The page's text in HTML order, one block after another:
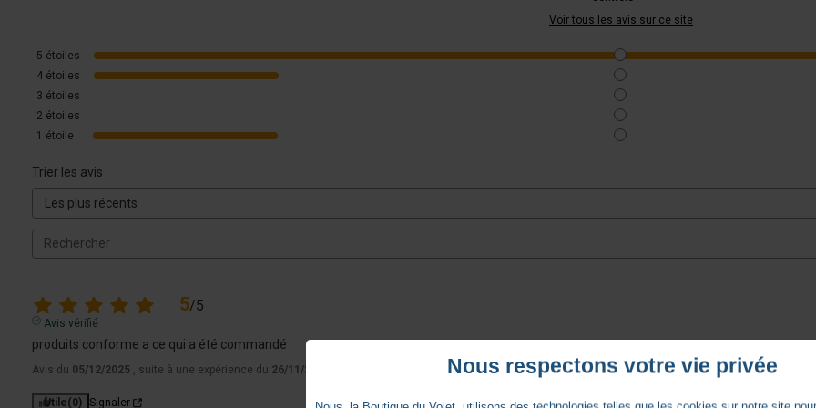
Voir tous les avis sur ce site
5 étoiles
4 étoiles
3 étoiles
2 étoiles
1 étoile
Trier les avis
5/5
Avis vérifié
produits conforme a ce qui a été commandé
Avis du 05/12/2025 , suite à une expérience du 26/11/2025
Utile(0) Signaler
Nous respectons votre vie privée